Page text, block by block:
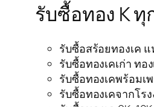
รับซื้อทอง K ทุ
รับซื้อสร้อยทองเค แ
รับซื้อทองเคเก่า ท
รับซื้อทองเคพร้อม
รับซื้อทองเคจากโร